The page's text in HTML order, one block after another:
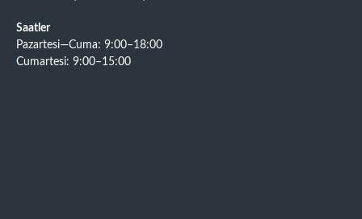
Saatler
Pazartesi—Cuma: 9:00–18:00
Cumartesi: 9:00–15:00